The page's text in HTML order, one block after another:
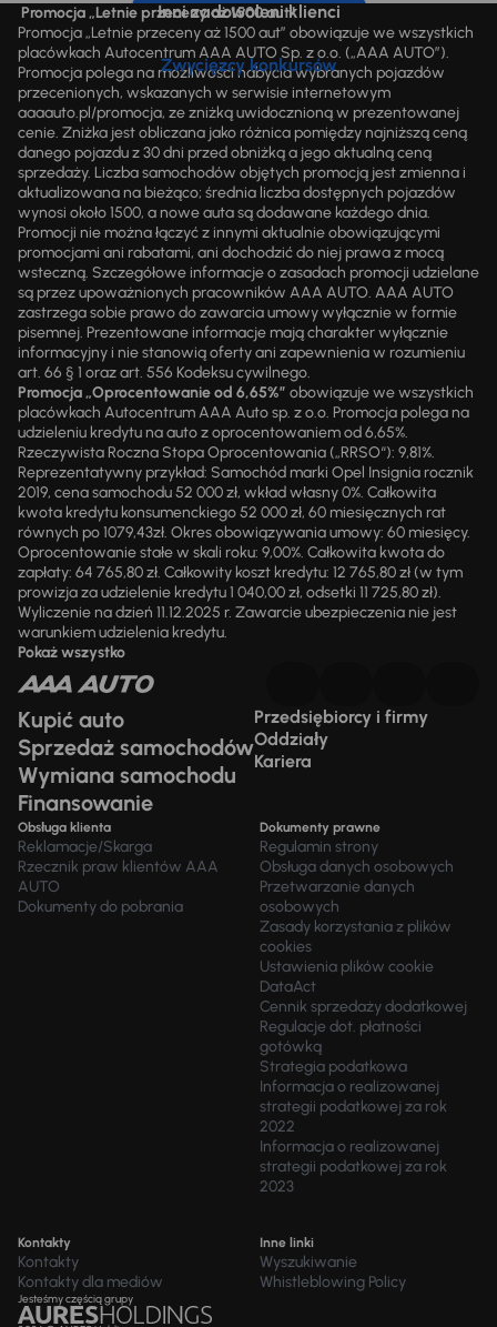
Inni zadowoleni klienci
Zwycięzcy konkursów
Promocja „Letnie przeceny aż 1500 aut”
Promocja „Letnie przeceny aż 1500 aut” obowiązuje we wszystkich
placówkach Autocentrum AAA AUTO Sp. z o.o. („AAA AUTO”).
Promocja polega na możliwości nabycia wybranych pojazdów
przecenionych, wskazanych w serwisie internetowym
aaaauto.pl/promocja, ze zniżką uwidocznioną w prezentowanej
cenie. Zniżka jest obliczana jako różnica pomiędzy najniższą ceną
danego pojazdu z 30 dni przed obniżką a jego aktualną ceną
sprzedaży. Liczba samochodów objętych promocją jest zmienna i
aktualizowana na bieżąco; średnia liczba dostępnych pojazdów
wynosi około 1500, a nowe auta są dodawane każdego dnia.
Promocji nie można łączyć z innymi aktualnie obowiązującymi
promocjami ani rabatami, ani dochodzić do niej prawa z mocą
wsteczną. Szczegółowe informacje o zasadach promocji udzielane
są przez upoważnionych pracowników AAA AUTO. AAA AUTO
zastrzega sobie prawo do zawarcia umowy wyłącznie w formie
pisemnej. Prezentowane informacje mają charakter wyłącznie
informacyjny i nie stanowią oferty ani zapewnienia w rozumieniu
art. 66 § 1 oraz art. 556 Kodeksu cywilnego.
Promocja „Oprocentowanie od 6,65%” obowiązuje we wszystkich
placówkach Autocentrum AAA Auto sp. z o.o. Promocja polega na
udzieleniu kredytu na auto z oprocentowaniem od 6,65%.
Rzeczywista Roczna Stopa Oprocentowania („RRSO“): 9,81%.
Reprezentatywny przykład: Samochód marki Opel Insignia rocznik
2019, cena samochodu 52 000 zł, wkład własny 0%. Całkowita
kwota kredytu konsumenckiego 52 000 zł, 60 miesięcznych rat
równych po 1079,43zł. Okres obowiązywania umowy: 60 miesięcy.
Oprocentowanie stałe w skali roku: 9,00%. Całkowita kwota do
zapłaty: 64 765,80 zł. Całkowity koszt kredytu: 12 765,80 zł (w tym
prowizja za udzielenie kredytu 1 040,00 zł, odsetki 11 725,80 zł).
Wyliczenie na dzień 11.12.2025 r. Zawarcie ubezpieczenia nie jest
warunkiem udzielenia kredytu.
Pokaż wszystko
Kupić auto
Sprzedaż samochodów
Wymiana samochodu
Finansowanie
Przedsiębiorcy i firmy
Oddziały
Kariera
Obsługa klienta
Reklamacje/Skarga
Rzecznik praw klientów AAA
AUTO
Dokumenty do pobrania
Dokumenty prawne
Regulamin strony
Obsługa danych osobowych
Przetwarzanie danych
osobowych
Zasady korzystania z plików
cookies
Ustawienia plików cookie
DataAct
Cennik sprzedaży dodatkowej
Regulacje dot. płatności
gotówką
Strategia podatkowa
Informacja o realizowanej
strategii podatkowej za rok
2022
Informacja o realizowanej
strategii podatkowej za rok
2023
Kontakty
Kontakty
Kontakty dla mediów
Inne linki
Wyszukiwanie
Whistleblowing Policy
Jesteśmy częścią grupy